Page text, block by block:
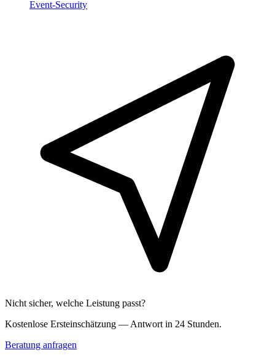
Event-Security
Nicht sicher, welche Leistung passt?
Kostenlose Erst­einschätzung — Antwort in 24 Stunden.
Beratung anfragen